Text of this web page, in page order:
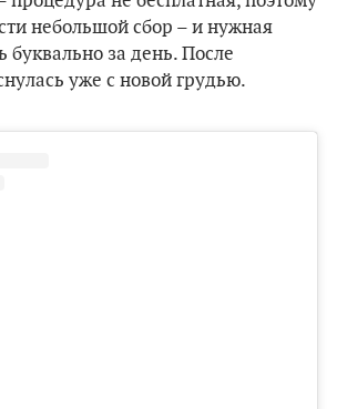
небольшой сбор – и нужная
буквально за день. После
уже с новой грудью.